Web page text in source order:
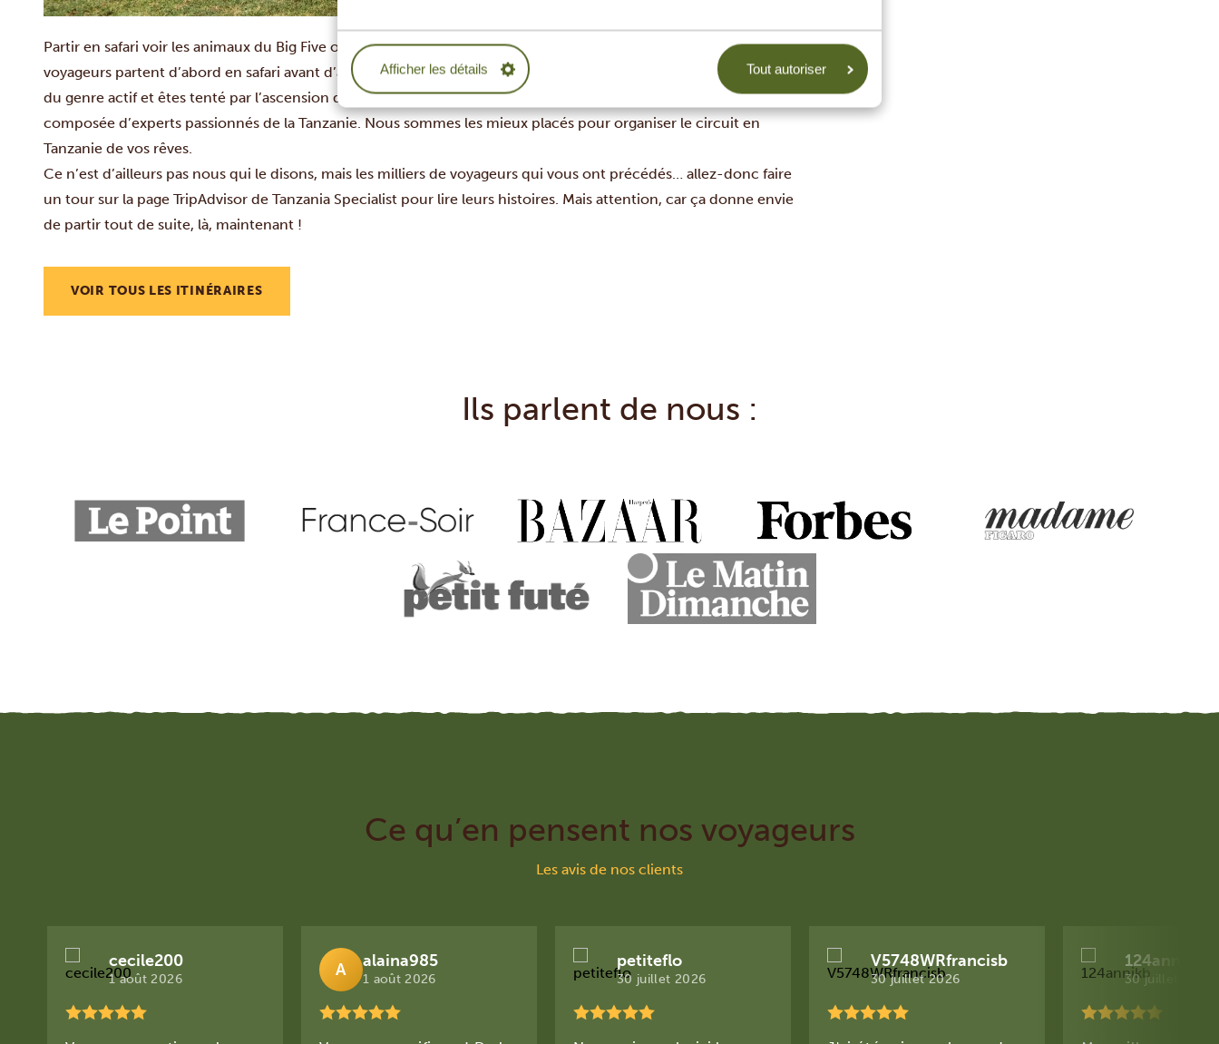
Afficher les détails Tout autoriser
Partir en safari voir les animaux du Big Five ou plutôt se relaxer à Zanzibar… pourquoi choisir ? Beaucoup de nos
voyageurs partent d’abord en safari avant d’aller profiter de la beauté paradisiaque de Zanzibar. Vous êtes plutôt
du genre actif et êtes tenté par l’ascension du Kilimandjaro? L‘équipe de Tanzania Specialist, basée à Arusha, est
composée d’experts passionnés de la Tanzanie. Nous sommes les mieux placés pour organiser le circuit en
Tanzanie de vos rêves.
Ce n’est d’ailleurs pas nous qui le disons, mais les milliers de voyageurs qui vous ont précédés… allez-donc faire
un tour sur la page TripAdvisor de Tanzania Specialist pour lire leurs histoires. Mais attention, car ça donne envie
de partir tout de suite, là, maintenant !
VOIR TOUS LES ITINÉRAIRES
Ils parlent de nous :
Ce qu’en pensent nos voyageurs
Les avis de nos clients
cecile200
1 août 2026 A alaina985
1 août 2026
petiteflo
30 juillet 2026
V5748WRfrancisb
30 juillet 2026
124annikb
30 juillet 2026